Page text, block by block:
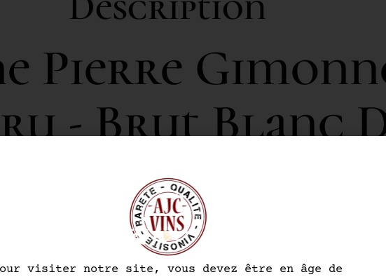
Pierre
- Brut Blanc
la Champagne, dédié à l’élaboration de cuvées
générations, le domaine valorise les terroirs
Chaque bouteille reflète la passion du
visiter notre site, vous devez être en âge de